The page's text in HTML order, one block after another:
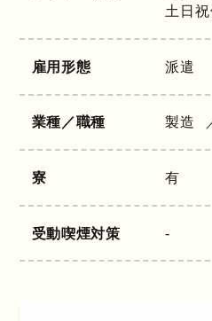
土日祝
雇用形態 派遣
業種／職種 製造
寮 有
受動喫煙対策 -